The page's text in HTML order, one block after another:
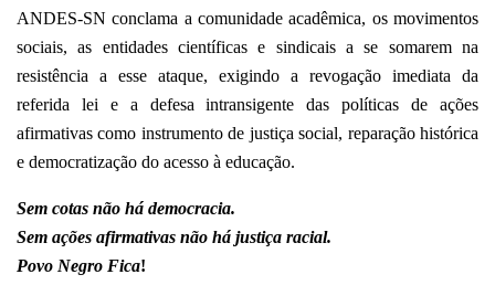
ANDES-SN conclama a comunidade acadêmica, os movimentos
sociais, as entidades científicas e sindicais a se somarem na
resistência a esse ataque, exigindo a revogação imediata da
referida lei e a defesa intransigente das políticas de ações
afirmativas como instrumento de justiça social, reparação histórica
e democratização do acesso à educação.
Sem cotas não há democracia.
Sem ações afirmativas não há justiça racial.
Povo Negro Fica!